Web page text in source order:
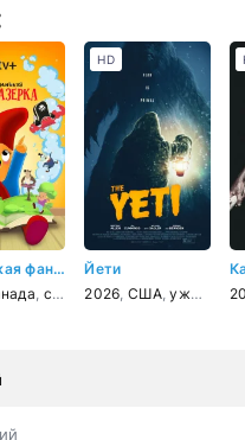
,комедия
Маленькая фантазерка
семейный
Йети
2026 США,ужасы
HD